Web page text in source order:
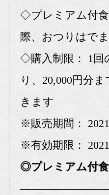
◇プレミアム付
際、おつりはで
◇購入制限： 1回
り、20,000円分
きます
※販売期間：
※有効期限：
◎プレミアム付